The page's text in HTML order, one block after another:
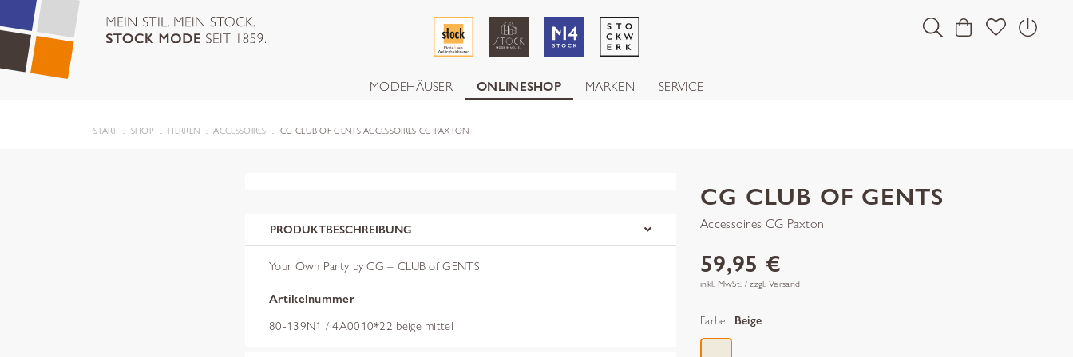
MODEHÄUSER ONLINESHOP MARKEN SERVICE
START SHOP HERREN ACCESSOIRES CG CLUB OF GENTS ACCESSOIRES CG PAXTON
PRODUKTBESCHREIBUNG
Your Own Party by CG – CLUB of GENTS
Artikelnummer
80-139N1 / 4A0010*22 beige mittel
CG CLUB OF GENTS
Accessoires CG Paxton
59,95 €
inkl. MwSt. / zzgl. Versand
Farbe: Beige